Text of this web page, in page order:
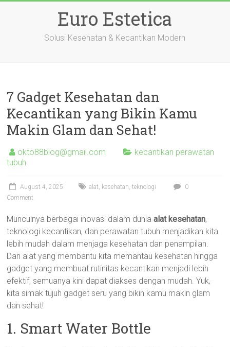
Euro Estetica
Solusi Kesehatan & Kecantikan Modern
7 Gadget Kesehatan dan
Kecantikan yang Bikin Kamu
Makin Glam dan Sehat!
okto88blog@gmail.com
kecantikan perawatan
tubuh
August 4, 2025 alat, kesehatan,teknologi
0
Comment
Munculnya berbagai inovasi dalam duniaalat kesehatan,
teknologi kecantikan, dan perawatan tubuh menjadikan kita
lebih mudah dalam menjaga kesehatan dan penampilan.
Dari alat yang membantu kita memantau kesehatan hingga
gadget yang membuat rutinitas kecantikan menjadi lebih
efektif, semuanya kini dapat diakses dengan mudah. Yuk,
kita simak tujuh gadget seru yang bikin kamu makin glam
dan sehat!
1. Smart Water Bottle